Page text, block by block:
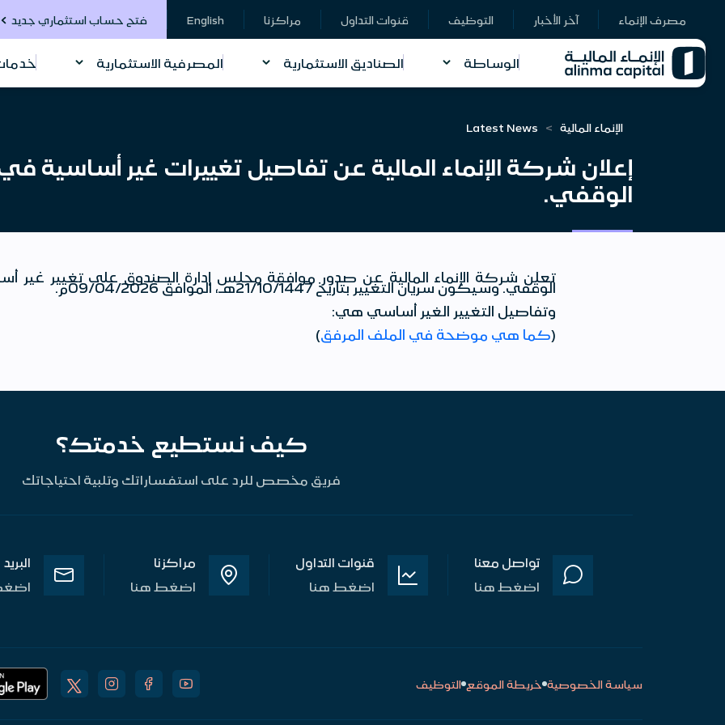
مصرف الإنماء آخر الأخبار التوظيف قنوات التداول مراكزنا English فتح حساب استثماري جديد
الوساطة الصناديق الاستثمارية المصرفية الاستثمارية
الإنماء المالية Latest News
إعلان شركة الإنماء المالية عن تفاصيل تغييرات غير أساسية
الوقفي.
تعلن شركة الإنماء المالية عن صدور موافقة مجلس إدارة الصندوق على تغيير غير
الوقفي. وسيكون سريان التغيير بتاريخ 21/10/1447هـ، الموافق 09/04/2026م.
وتفاصيل التغيير الغير أساسي هي:
(كما هي موضحة في الملف المرفق)
كيف نستطيع خدمتك؟
فريق مخصص للرد على استفساراتك وتلبية احتياجاتك
تواصل معنا
اضغط هنا
قنوات التداول
اضغط هنا
مراكزنا
اضغط هنا
سياسة الخصوصية خريطة الموقع التوظيف